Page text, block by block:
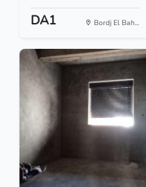
DA1 Bordj El Bah...